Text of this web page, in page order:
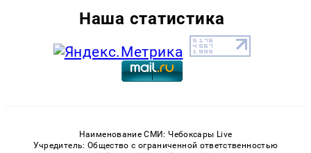
Наша статистика
Наименование СМИ: Чебоксары Live
Учредитель: Общество с ограниченной ответственностью